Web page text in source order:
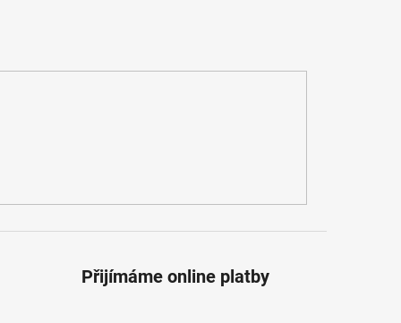
Přijímáme online platby